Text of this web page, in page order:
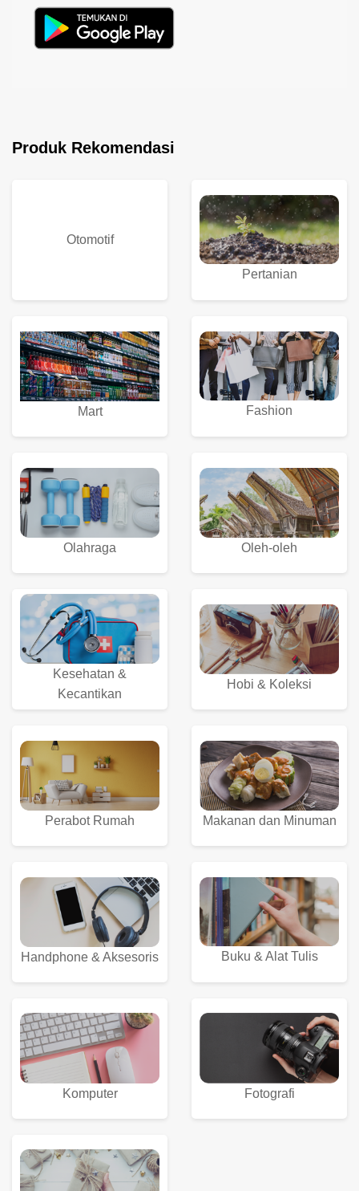
Produk Rekomendasi
Otomotif
Pertanian
Mart Fashion
Olahraga Oleh-oleh
Kesehatan &
Kecantikan
Hobi & Koleksi
Perabot Rumah Makanan dan Minuman
Handphone & Aksesoris Buku & Alat Tulis
Komputer Fotografi